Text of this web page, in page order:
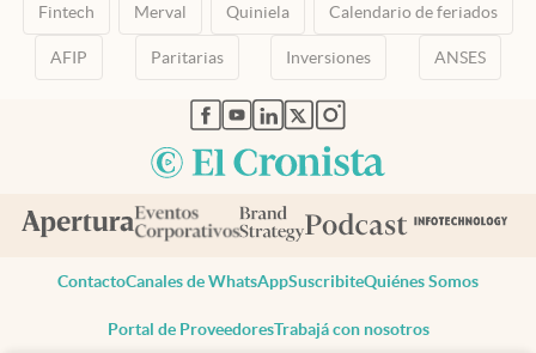
Fintech Merval Quiniela Calendario de feriados
AFIP Paritarias Inversiones ANSES
abre en nueva pestaña
abre en nueva pestaña
abre en nueva pestaña
abre en nueva pestaña
abre en nueva pestaña
ContactoCanales de WhatsAppSuscribiteQuiénes Somos
Portal de ProveedoresTrabajá con nosotros